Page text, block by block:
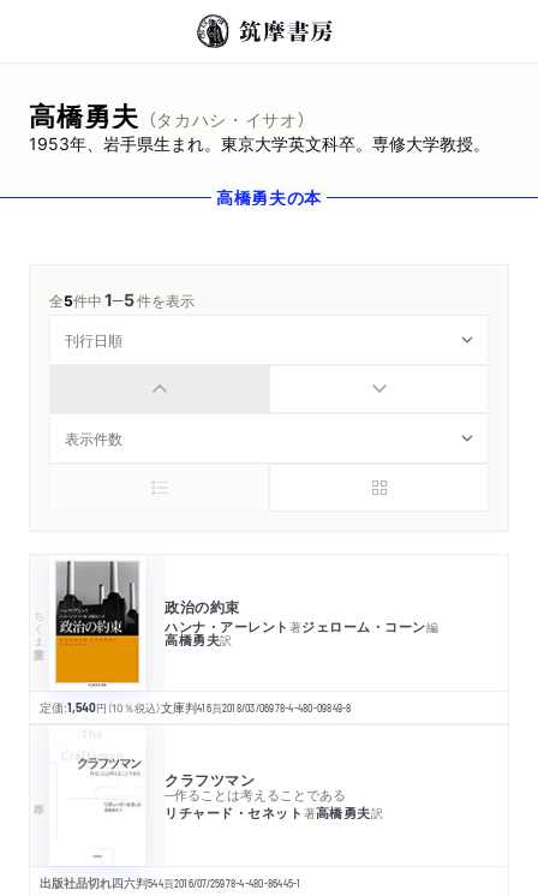
高橋勇夫 （タカハシ・イサオ）
1953年、岩手県生まれ。東京大学英文科卒。専修大学教授。
高橋勇夫の本
全5件中1─5件を表示
ちくま学芸文庫 政治の約束
ハンナ・アーレント 著ジェローム・コーン編
高橋勇夫訳
定価:1,540円 （10％税込）文庫判416頁2018/03/06978-4-480-09849-8
クラフツマン
─作ることは考えることである
リチャード・セネット 著高橋勇夫訳
出版社品切れ四六判544頁2016/07/25978-4-480-86445-1